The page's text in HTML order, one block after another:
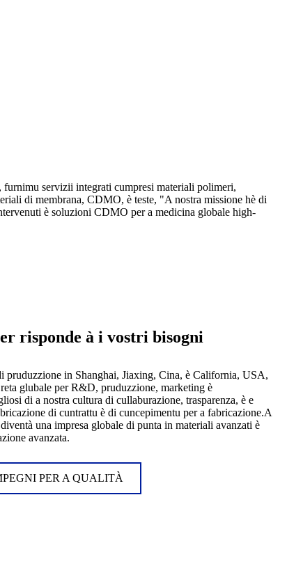
servizii integrati cumpresi materiali polimeri,
di membrana, CDMO, è teste, "A nostra missione hè di
è soluzioni CDMO per a medicina globale high-
risponde à i vostri bisogni
pruduzzione in Shanghai, Jiaxing, Cina, è California, USA,
glubale per R&D, pruduzzione, marketing è
di a nostra cultura di cullaburazione, trasparenza, è e
di cuntrattu è di cuncepimentu per a fabricazione.A
una impresa globale di punta in materiali avanzati è
avanzata.
PER A QUALITÀ